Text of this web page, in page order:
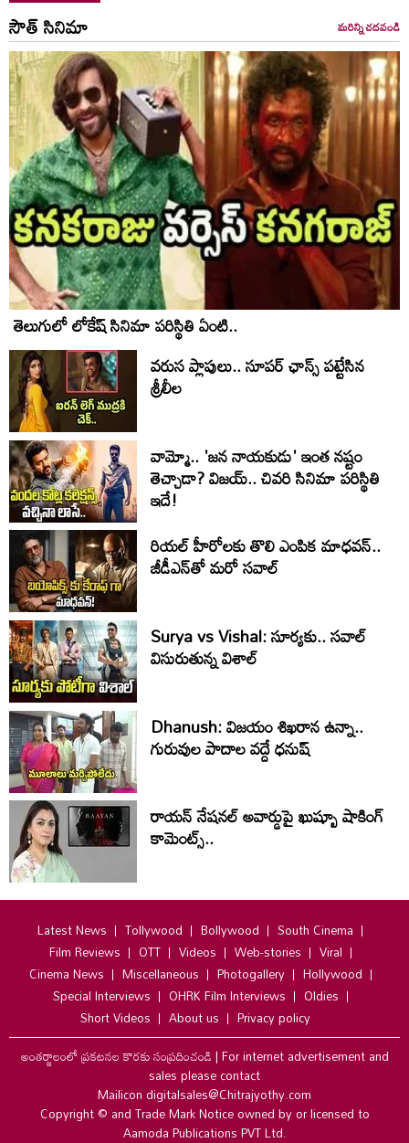
సౌత్ సినిమా మరిన్ని చదవండి
తెలుగులో లోకేష్ సినిమా పరిస్థితి ఏంటి..
వరుస ప్లాపులు.. సూపర్ ఛాన్స్ పట్టేసిన
శ్రీలీల
వామ్మో.. 'జ‌న నాయ‌కుడు' ఇంత నష్టం
తెచ్చాడా? విజయ్.. చివరి సినిమా పరిస్థితి
ఇదే!
రియల్ హీరోలకు తొలి ఎంపిక మాధవన్..
జీడీఎన్‌తో మరో సవాల్
Surya vs Vishal: సూర్యకు.. సవాల్
విసురుతున్న విశాల్
Dhanush: విజయం శిఖరాన ఉన్నా..
గురువుల పాదాల వద్దే ధనుష్‌
రాయన్ నేషనల్ అవార్డుపై ఖుష్బూ షాకింగ్
కామెంట్స్..
Latest News Tollywood Bollywood
South Cinema
Film Reviews
OTT Videos Web-stories
Viral
Cinema News
Miscellaneous Photogallery
Hollywood
Special Interviews
OHRK Film Interviews
Oldies
Short Videos
About us
Privacy policy
అంతర్జాలంలో ప్రకటనల కొరకు సంప్రదించండి|For internet advertisement and
sales please contact
Mailicon digitalsales@Chitrajyothy.com
Copyright © and Trade Mark Notice owned by or licensed to
Aamoda Publications PVT Ltd.